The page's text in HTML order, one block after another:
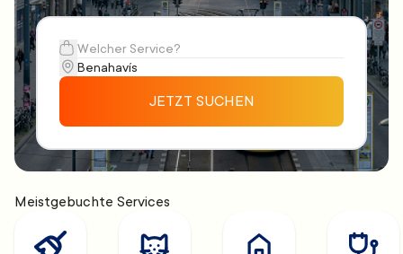
JETZT SUCHEN
Meistgebuchte Services